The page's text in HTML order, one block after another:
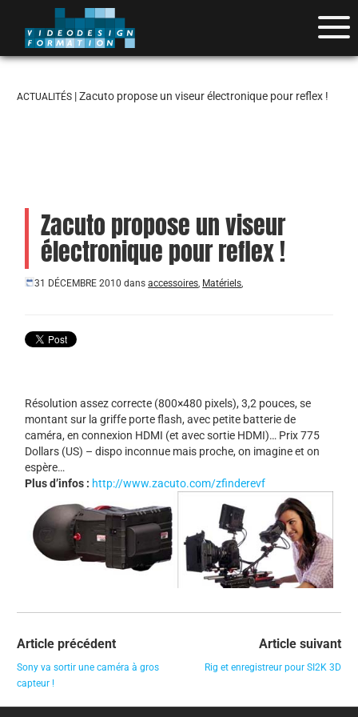
ACTUALITÉS | Zacuto propose un viseur électronique pour reflex !
Zacuto propose un viseur
électronique pour reflex !
31 DÉCEMBRE 2010 dansaccessoires, Matériels,
Résolution assez correcte (800×480 pixels), 3,2 pouces, se
montant sur la griffe porte flash, avec petite batterie de
caméra, en connexion HDMI (et avec sortie HDMI)… Prix 775
Dollars (US) – dispo inconnue mais proche, on imagine et on
espère…
Plus d’infos : http://www.zacuto.com/zfinderevf
Article précédent
Sony va sortir une caméra à gros
capteur !
Article suivant
Rig et enregistreur pour SI2K 3D